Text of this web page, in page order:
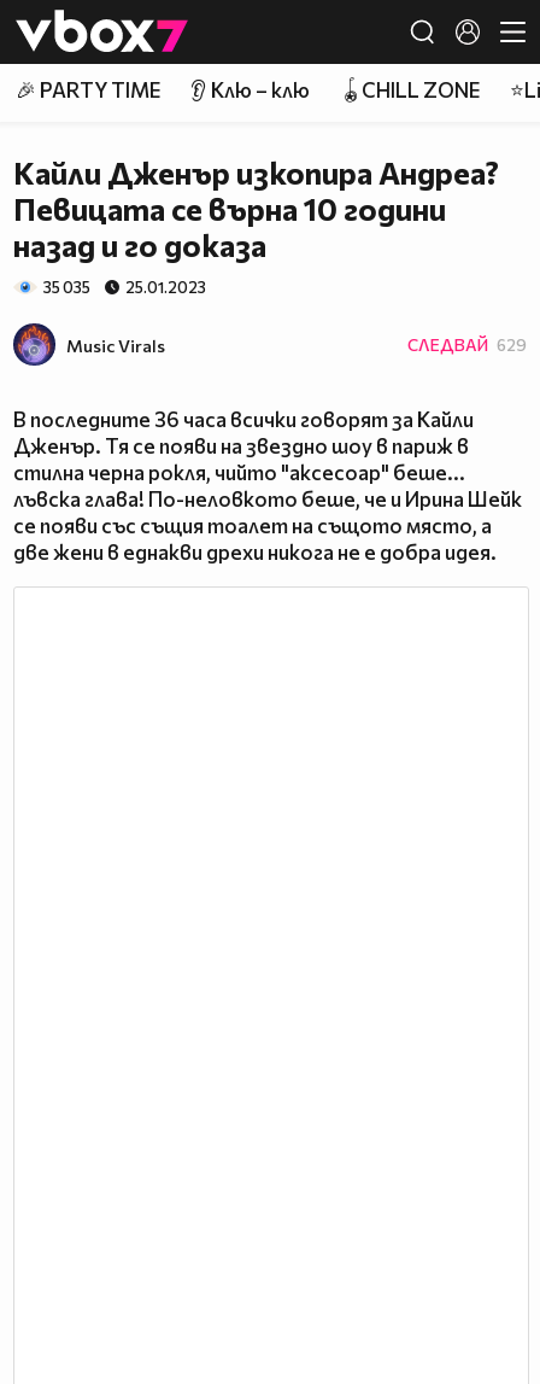
👾
🎉 PARTY TIME 👂 Клю – клю 🪀CHILL ZONE
Кайли Дженър изкопира Андреа?
Певицата се върна 10 години
назад и го доказа
35 035 25.01.2023
Music Virals СЛЕДВАЙ 629
В последните 36 часа всички говорят за Кайли
Дженър. Тя се появи на звездно шоу в париж в
стилна черна рокля, чийто "аксесоар" беше...
лъвска глава! По-неловкото беше, че и Ирина Шейк
се появи със същия тоалет на същото място, а
две жени в еднакви дрехи никога не е добра идея.